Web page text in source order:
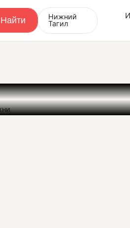
Нижний
Тагил